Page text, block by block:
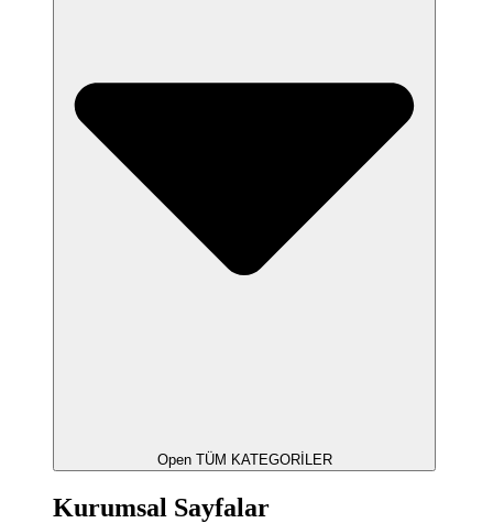
Open TÜM KATEGORİLER
Kurumsal Sayfalar